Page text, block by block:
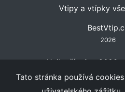
Tato stránka používá
Vtipy a vtípky
2026
Nejlepší vtipy 2026
Autorské